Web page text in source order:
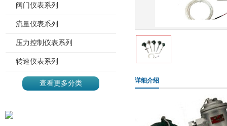
阀门仪表系列
流量仪表系列
压力控制仪表系列
转速仪表系列
查看更多分类 详细介绍